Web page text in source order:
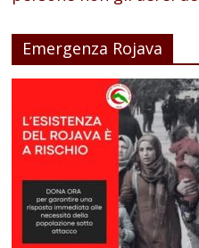
Emergenza Rojava